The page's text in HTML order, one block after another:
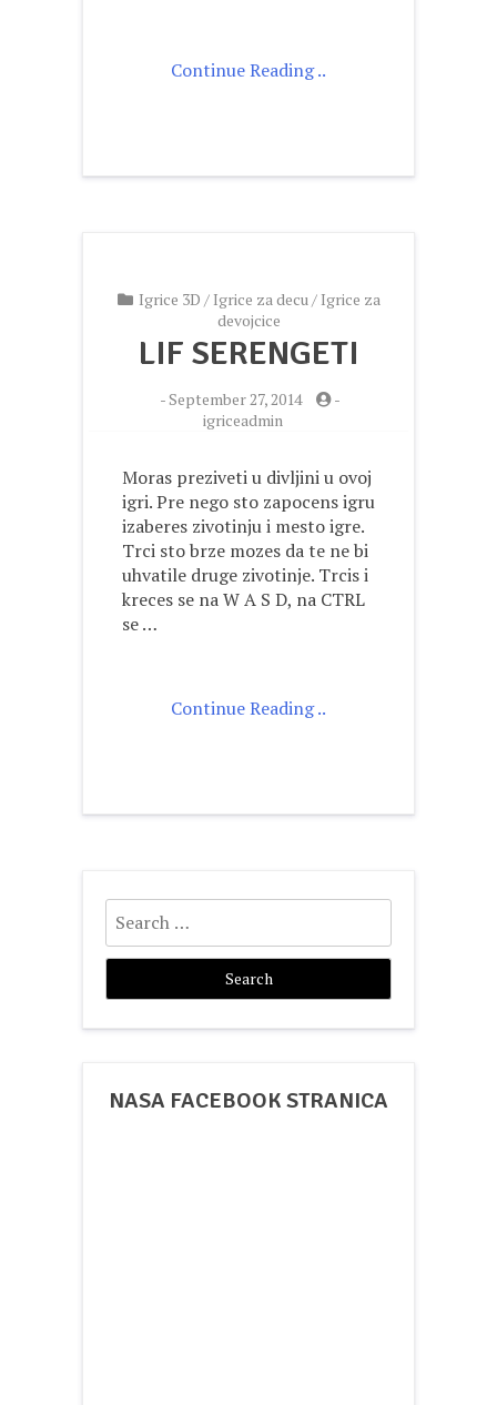
Continue Reading ..
Igrice 3D / Igrice za decu/ Igrice za
devojcice
LIF SERENGETI
-September 27, 2014
-
igriceadmin
Moras preziveti u divljini u ovoj
igri. Pre nego sto zapocens igru
izaberes zivotinju i mesto igre.
Trci sto brze mozes da te ne bi
uhvatile druge zivotinje. Trcis i
kreces se na W A S D, na CTRL
se …
Continue Reading ..
Search
for:
NASA FACEBOOK STRANICA